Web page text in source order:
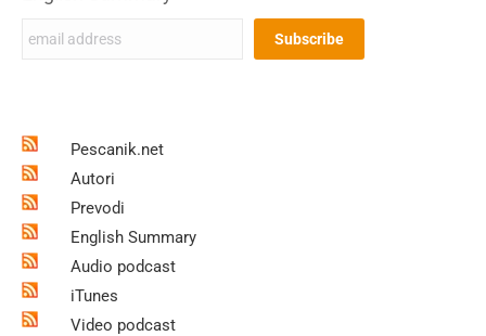
Pescanik.net
Autori
Prevodi
English Summary
Audio podcast
iTunes
Video podcast